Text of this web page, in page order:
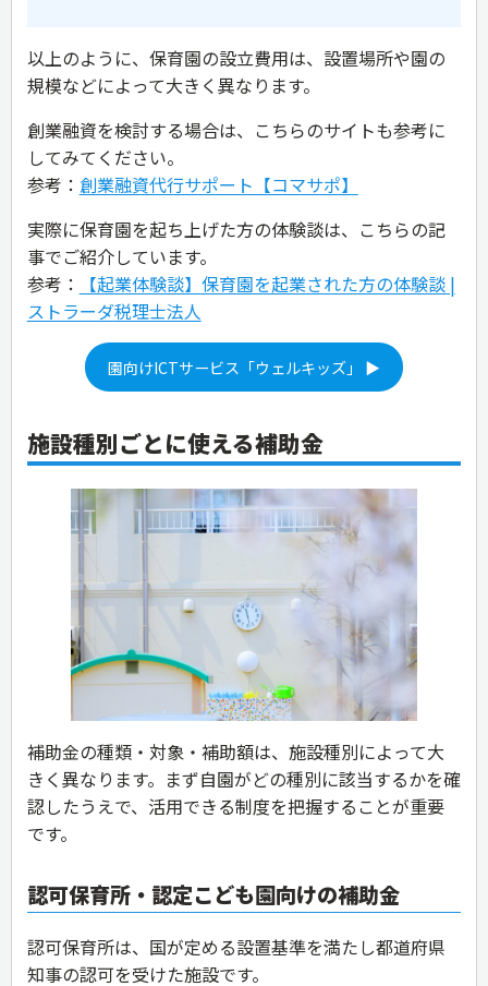
以上のように、保育園の設立費用は、設置場所や園の
規模などによって大きく異なります。
創業融資を検討する場合は、こちらのサイトも参考に
してみてください。
参考： 創業融資代行サポート【コマサポ】
実際に保育園を起ち上げた方の体験談は、こちらの記
事でご紹介しています。
参考：
【起業体験談】保育園を起業された方の体験談 |
ストラーダ税理士法人
園向けICTサービス「ウェルキッズ」 ▶
施設種別ごとに使える補助金
補助金の種類・対象・補助額は、施設種別によって大
きく異なります。まず自園がどの種別に該当するかを確
認したうえで、活用できる制度を把握することが重要
です。
認可保育所・認定こども園向けの補助金
認可保育所は、国が定める設置基準を満たし都道府県
知事の認可を受けた施設です。